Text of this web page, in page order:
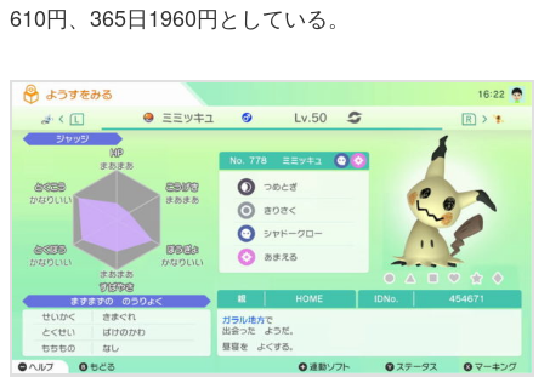
610円、365日1960円としている。